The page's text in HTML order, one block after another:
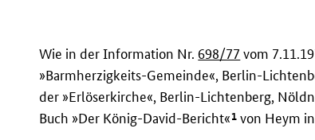
Wie in der Information Nr.698/77 vom
»Barmherzigkeits-Gemeinde«, Berlin-
der »Erlöserkirche«, Berlin-Lichtenberg,
Buch »Der König-David-Bericht«1 von Heym